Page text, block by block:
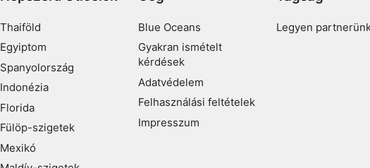
Thaiföld
Egyiptom
Spanyolország
Indonézia
Florida
Fülöp-szigetek
Mexikó
Blue Oceans
Gyakran ismételt
kérdések
Adatvédelem
Felhasználási feltételek
Impresszum
Legyen